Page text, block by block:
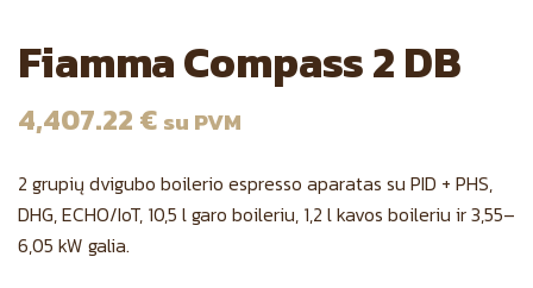
Fiamma Compass 2 DB
4,407.22 € su PVM
2 grupių dvigubo boilerio espresso aparatas su PID + PHS,
DHG, ECHO/IoT, 10,5 l garo boileriu, 1,2 l kavos boileriu ir 3,55–
6,05 kW galia.